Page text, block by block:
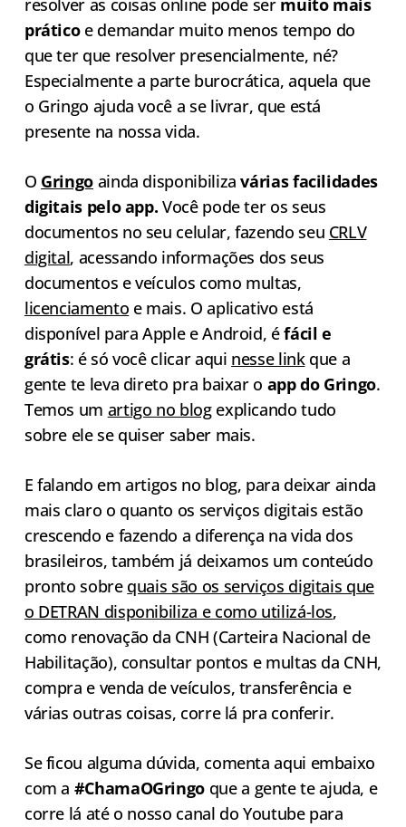
resolver as coisas online pode sermuito mais
práticoe demandar muito menos tempo do
que ter que resolver presencialmente, né?
Especialmente a parte burocrática, aquela que
o Gringo ajuda você a se livrar, que está
presente na nossa vida.
O Gringo ainda disponibilizavárias facilidades
digitais pelo app. Você pode ter os seus
documentos no seu celular, fazendo seu CRLV
digital, acessando informações dos seus
documentos e veículos como multas,
licenciamento e mais. O aplicativo está
disponível para Apple e Android, éfácil e
grátis: é só você clicar aqui nesse linkque a
gente te leva direto pra baixar o app do Gringo.
Temos um artigo no blogexplicando tudo
sobre ele se quiser saber mais.
E falando em artigos no blog, para deixar ainda
mais claro o quanto os serviços digitais estão
crescendo e fazendo a diferença na vida dos
brasileiros, também já deixamos um conteúdo
pronto sobre quais são os serviços digitais que
o DETRAN disponibiliza e como utilizá-los,
como renovação da CNH (Carteira Nacional de
Habilitação), consultar pontos e multas da CNH,
compra e venda de veículos, transferência e
várias outras coisas, corre lá pra conferir.
Se ficou alguma dúvida, comenta aqui embaixo
com a #ChamaOGringo que a gente te ajuda, e
corre lá até o nosso canal do Youtube para